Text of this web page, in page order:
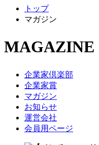
トップ
マガジン
MAGAZINE
企業家倶楽部
企業家賞
マガジン
お知らせ
運営会社
会員用ページ